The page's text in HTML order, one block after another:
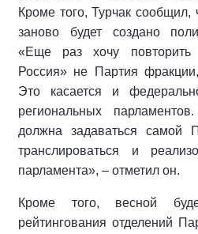
Кроме того, Турчак
заново будет создано
«Еще раз хочу
Россия» не Партия
Это касается и
региональных
должна задаваться самой
транслироваться и
парламента», – отметил он.
Кроме того, весной
рейтингования отделений